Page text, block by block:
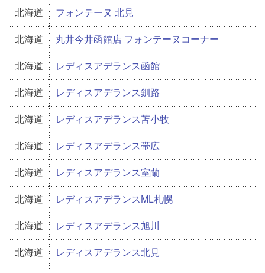
北海道 フォンテーヌ 北見
北海道 丸井今井函館店 フォンテーヌコーナー
北海道 レディスアデランス函館
北海道 レディスアデランス釧路
北海道 レディスアデランス苫小牧
北海道 レディスアデランス帯広
北海道 レディスアデランス室蘭
北海道 レディスアデランスML札幌
北海道 レディスアデランス旭川
北海道 レディスアデランス北見